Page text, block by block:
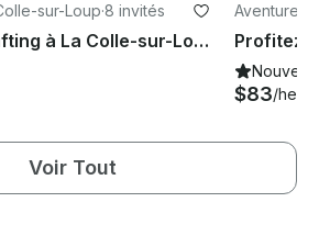
sur-Loup·8 invités
Profitez du rafting à La Colle-sur-Loup, France
Aventures
rance
Nouveau
$83/
Voir Tout